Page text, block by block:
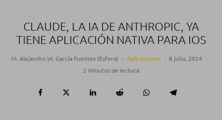
CLAUDE, LA IA DE ANTHROPIC, YA
TIENE APLICACIÓN NATIVA PARA IOS
M. Alejandro W. García Fuentes (Esfera) · Aplicaciones · 8 julio, 2024 ·
2 Minutos de lectura